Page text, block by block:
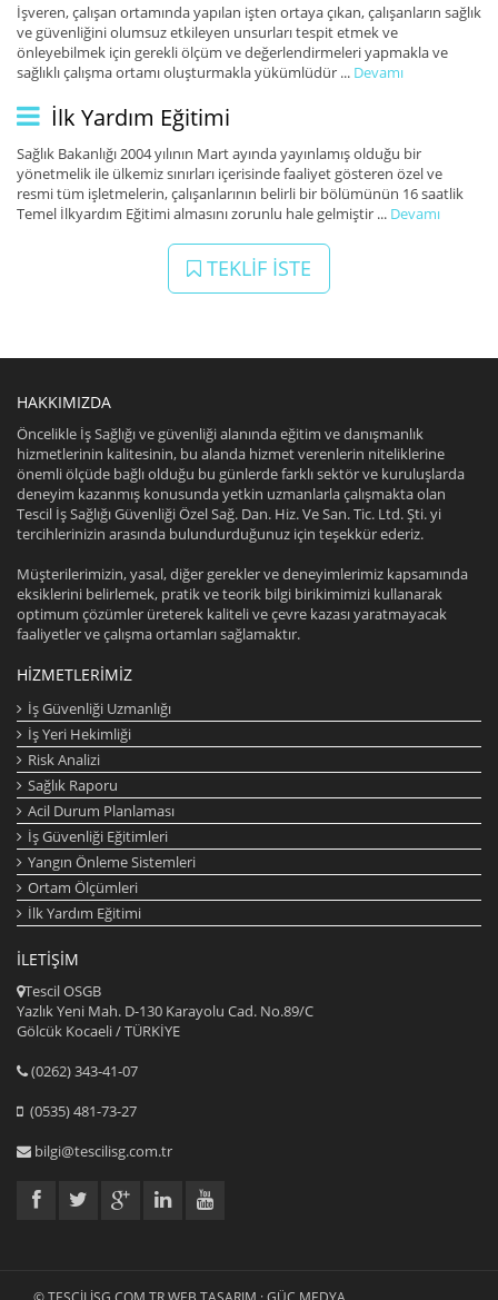
İşveren, çalışan ortamında yapılan işten ortaya çıkan, çalışanların sağlık
ve güvenliğini olumsuz etkileyen unsurları tespit etmek ve
önleyebilmek için gerekli ölçüm ve değerlendirmeleri yapmakla ve
sağlıklı çalışma ortamı oluşturmakla yükümlüdür ... Devamı
İlk Yardım Eğitimi
Sağlık Bakanlığı 2004 yılının Mart ayında yayınlamış olduğu bir
yönetmelik ile ülkemiz sınırları içerisinde faaliyet gösteren özel ve
resmi tüm işletmelerin, çalışanlarının belirli bir bölümünün 16 saatlik
Temel İlkyardım Eğitimi almasını zorunlu hale gelmiştir ... Devamı
TEKLİF İSTE
HAKKIMIZDA
Öncelikle İş Sağlığı ve güvenliği alanında eğitim ve danışmanlık
hizmetlerinin kalitesinin, bu alanda hizmet verenlerin niteliklerine
önemli ölçüde bağlı olduğu bu günlerde farklı sektör ve kuruluşlarda
deneyim kazanmış konusunda yetkin uzmanlarla çalışmakta olan
Tescil İş Sağlığı Güvenliği Özel Sağ. Dan. Hiz. Ve San. Tic. Ltd. Şti. yi
tercihlerinizin arasında bulundurduğunuz için teşekkür ederiz.
Müşterilerimizin, yasal, diğer gerekler ve deneyimlerimiz kapsamında
eksiklerini belirlemek, pratik ve teorik bilgi birikimimizi kullanarak
optimum çözümler üreterek kaliteli ve çevre kazası yaratmayacak
faaliyetler ve çalışma ortamları sağlamaktır.
HIZMETLERIMIZ
İş Güvenliği Uzmanlığı
İş Yeri Hekimliği
Risk Analizi
Sağlık Raporu
Acil Durum Planlaması
İş Güvenliği Eğitimleri
Yangın Önleme Sistemleri
Ortam Ölçümleri
İlk Yardım Eğitimi
İLETIŞIM
Tescil OSGB
Yazlık Yeni Mah. D-130 Karayolu Cad. No.89/C
Gölcük Kocaeli / TÜRKİYE
(0262) 343-41-07
(0535) 481-73-27
bilgi@tescilisg.com.tr